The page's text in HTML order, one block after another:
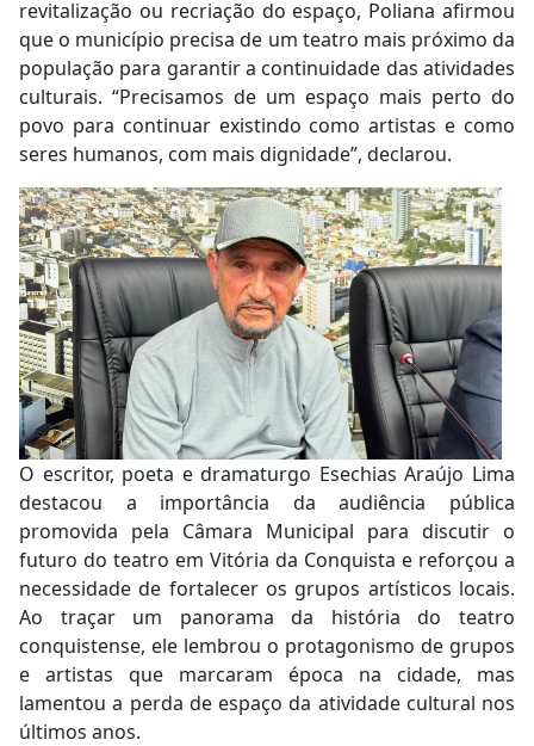
revitalização ou recriação do espaço, Poliana afirmou
que o município precisa de um teatro mais próximo da
população para garantir a continuidade das atividades
culturais. “Precisamos de um espaço mais perto do
povo para continuar existindo como artistas e como
seres humanos, com mais dignidade”, declarou.
O escritor, poeta e dramaturgo Esechias Araújo Lima
destacou a importância da audiência pública
promovida pela Câmara Municipal para discutir o
futuro do teatro em Vitória da Conquista e reforçou a
necessidade de fortalecer os grupos artísticos locais.
Ao traçar um panorama da história do teatro
conquistense, ele lembrou o protagonismo de grupos
e artistas que marcaram época na cidade, mas
lamentou a perda de espaço da atividade cultural nos
últimos anos.